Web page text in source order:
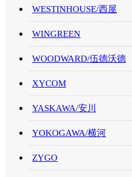
WESTINHOUSE/西屋
WINGREEN
WOODWARD/伍德沃德
XYCOM
YASKAWA/安川
YOKOGAWA/横河
ZYGO